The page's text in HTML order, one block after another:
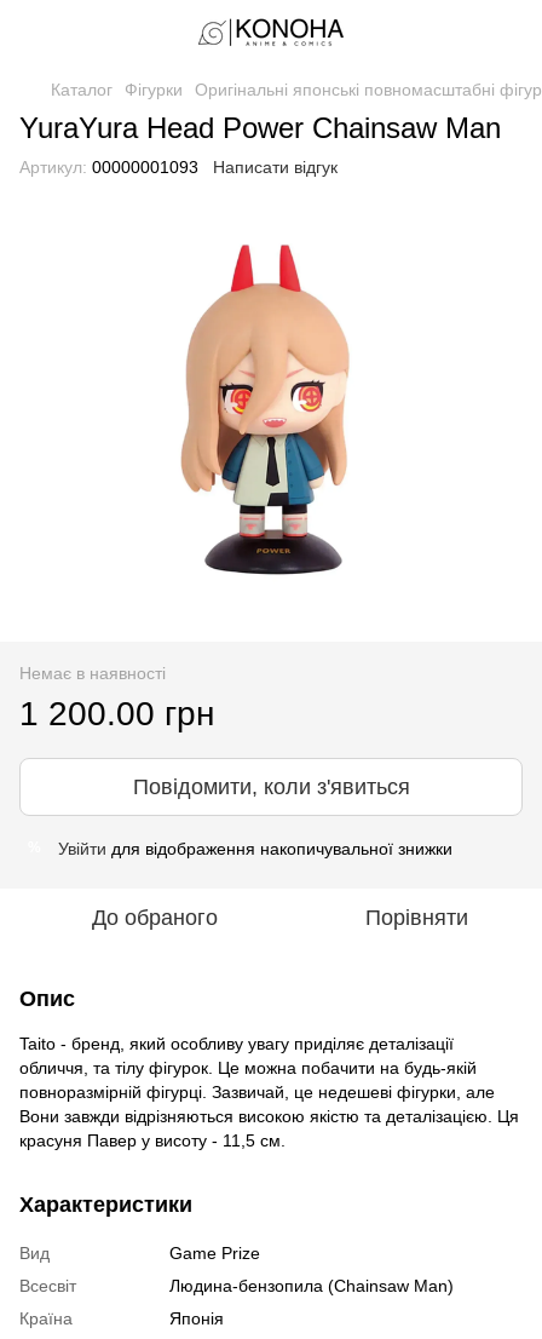
Каталог Фігурки Оригінальні японські повномасштабні
YuraYura Head Power Chainsaw Man
Артикул: 00000001093 Написати відгук
Немає в наявності
1 200.00 грн
Повідомити, коли з'явиться
Увійти для відображення накопичувальної знижки
До обраного Порівняти
Опис
Taito - бренд, який особливу увагу приділяє деталізації
обличчя, та тілу фігурок. Це можна побачити на будь-якій
повноразмірній фігурці. Зазвичай, це недешеві фігурки, але
Вони завжди відрізняються високою якістю та деталізацією. Ця
красуня Павер у висоту - 11,5 см.
Характеристики
Вид
Game Prize
Всесвіт
Людина-бензопила (Chainsaw Man)
Країна
Японія